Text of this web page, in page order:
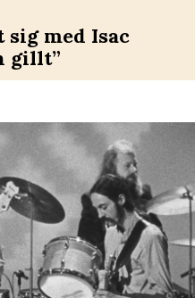
med Isac
gillt”